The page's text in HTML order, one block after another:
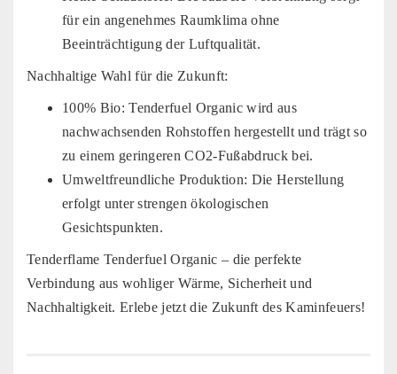
für ein angenehmes Raumklima ohne
Beeinträchtigung der Luftqualität.
Nachhaltige Wahl für die Zukunft:
100% Bio: Tenderfuel Organic wird aus
nachwachsenden Rohstoffen hergestellt und trägt so
zu einem geringeren CO2-Fußabdruck bei.
Umweltfreundliche Produktion: Die Herstellung
erfolgt unter strengen ökologischen
Gesichtspunkten.
Tenderflame Tenderfuel Organic – die perfekte
Verbindung aus wohliger Wärme, Sicherheit und
Nachhaltigkeit. Erlebe jetzt die Zukunft des Kaminfeuers!